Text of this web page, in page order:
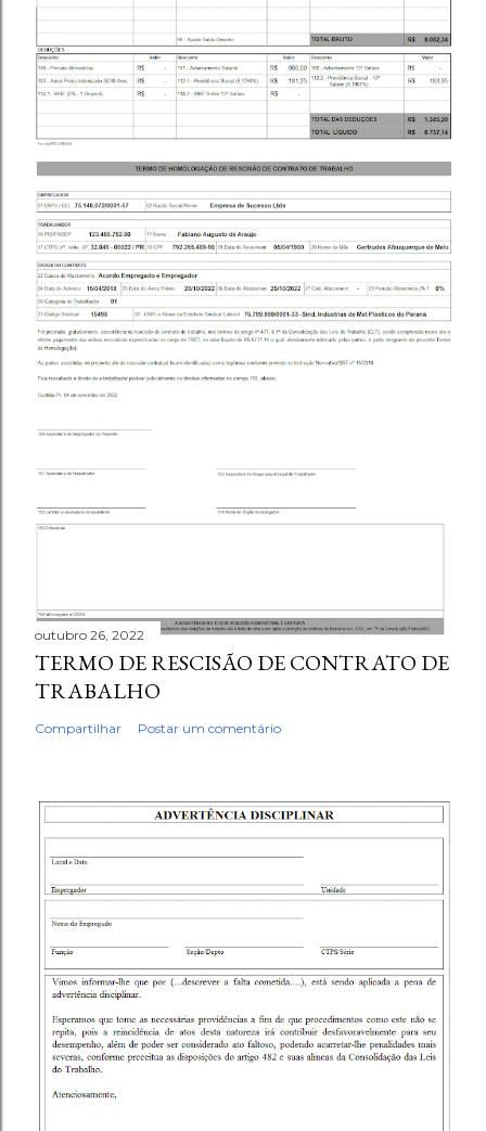
outubro 26, 2022
TERMO DE RESCISÃO DE CONTRATO DE
TRABALHO
Compartilhar Postar um comentário